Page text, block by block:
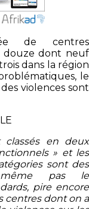
de centres
douze dont neuf
dans la région
le
violences sont
classés en deux
» et les
sont des
pas le
pire encore
centres dont on a